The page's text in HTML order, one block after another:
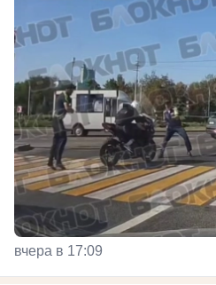
вчера в 17:09